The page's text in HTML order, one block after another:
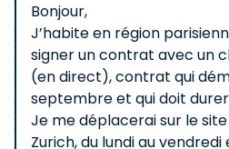
Bonjour,
J’habite en région
signer un contrat avec un
(en direct), contrat qui
septembre et qui doit durer
Je me déplacerai sur le
Zurich, du lundi au